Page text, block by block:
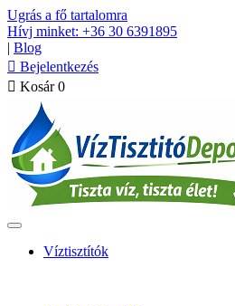
Ugrás a fő tartalomra
Hívj minket: +36 30 6391895
| Blog
 Bejelentkezés
 Kosár 0
Víztisztítók